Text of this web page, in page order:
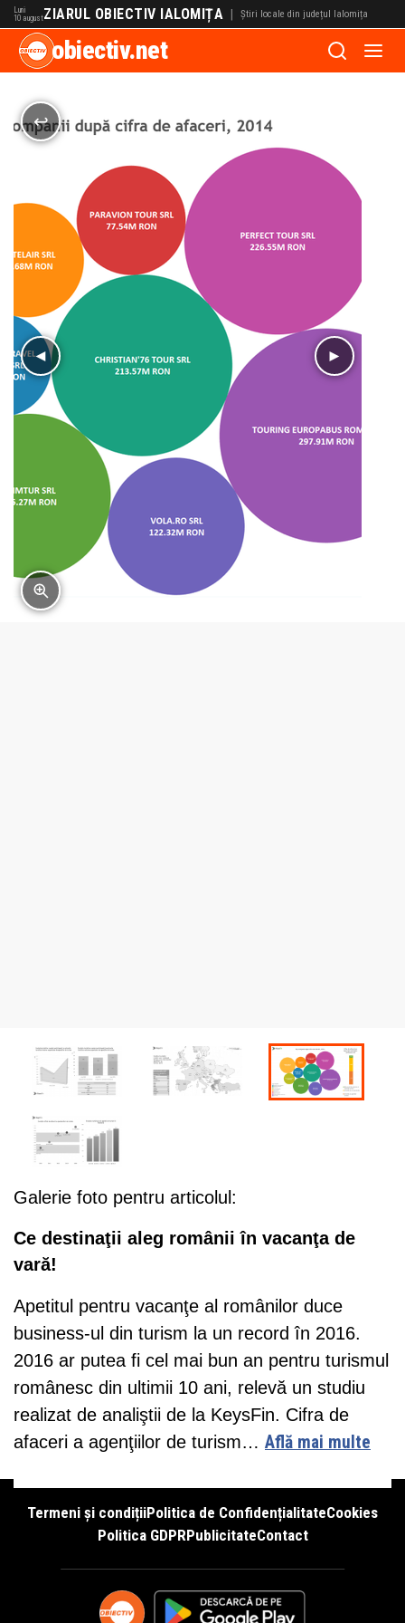
Luni
10 augustZIARUL OBIECTIV IALOMIȚA | Știri locale din județul Ialomița
obiectiv.net
Galerie foto pentru articolul:
Ce destinaţii aleg românii în vacanţa de
vară!
Apetitul pentru vacanţe al românilor duce
business-ul din turism la un record în 2016.
2016 ar putea fi cel mai bun an pentru turismul
românesc din ultimii 10 ani, relevă un studiu
realizat de analiştii de la KeysFin. Cifra de
afaceri a agenţiilor de turism… Află mai multe
Termeni și condițiiPolitica de ConfidențialitateCookies
Politica GDPRPublicitateContact